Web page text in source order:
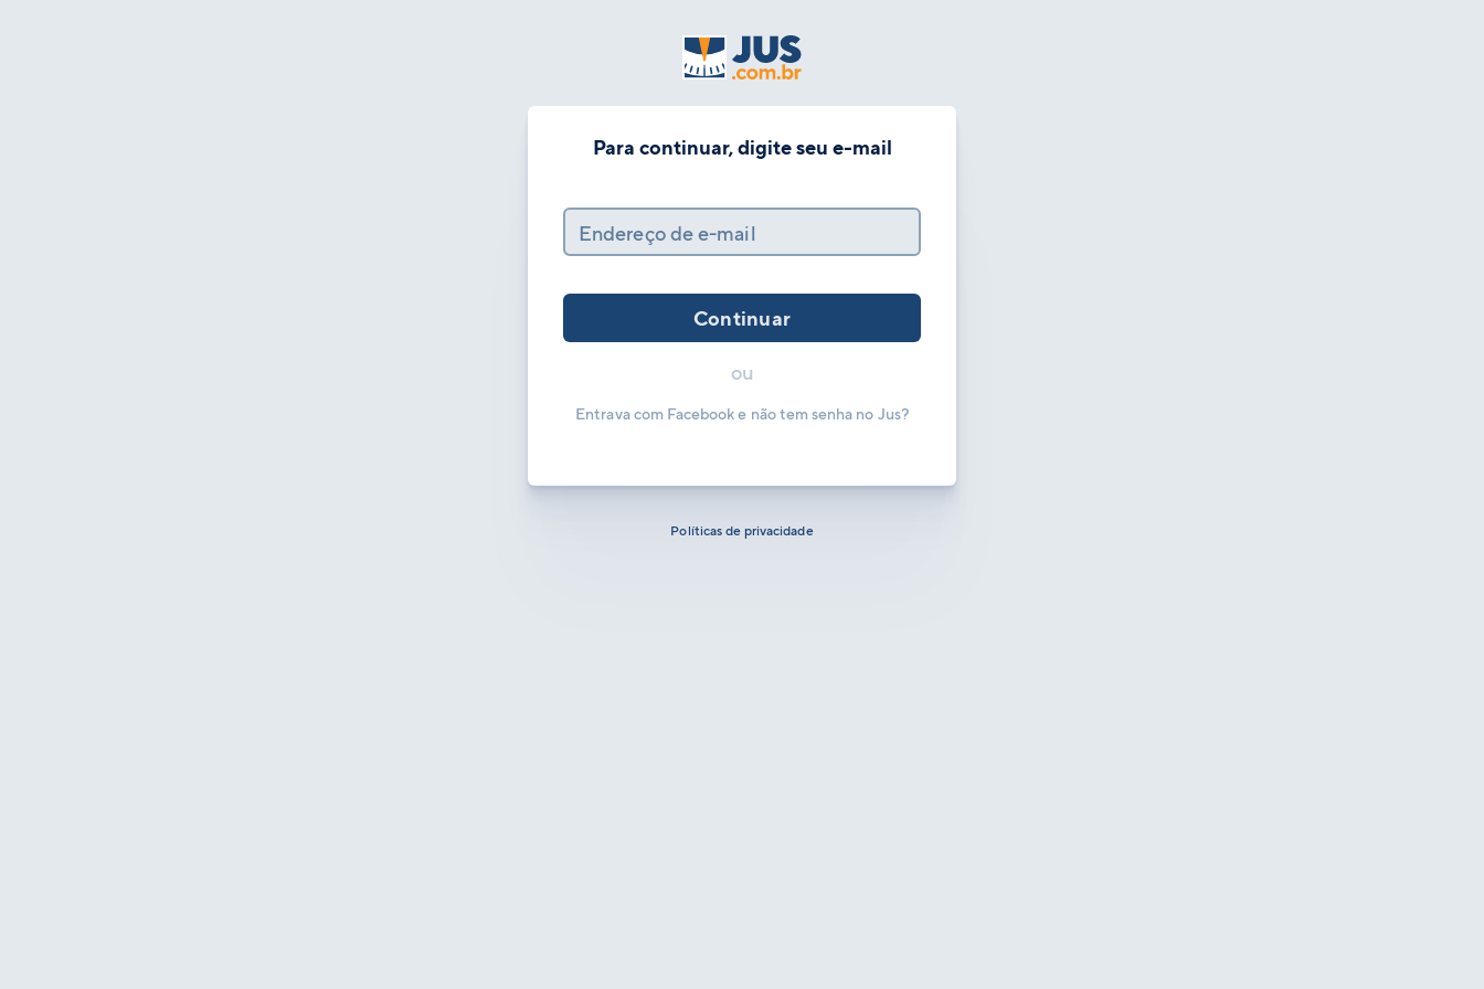
Para continuar, digite seu e-mail
Endereço de e-mail
Continuar
ou
Entrava com Facebook e não tem senha no Jus?
Políticas de privacidade